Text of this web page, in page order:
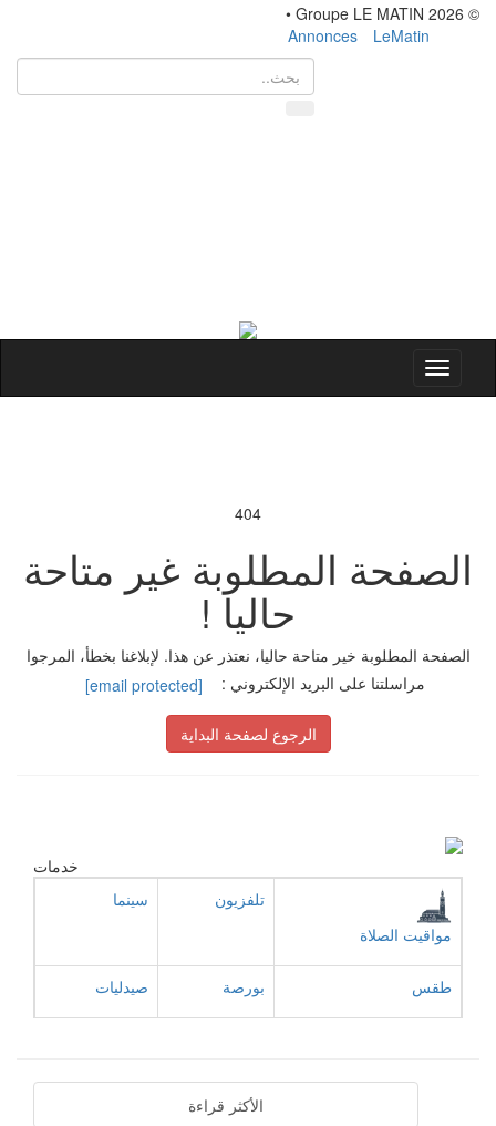
© Groupe LE MATIN 2026 •
LeMatin
Annonces
Toggle
navigation
404
الصفحة المطلوبة غير متاحة
حاليا !
الصفحة المطلوبة خير متاحة حاليا، نعتذر عن هذا. لإبلاغنا بخطأ، المرجوا
مراسلتنا على البريد الإلكتروني :
[email protected]
الرجوع لصفحة البداية
خدمات
مواقيت الصلاة
تلفزيون سينما
طقس بورصة صيدليات
الأكثر قراءة